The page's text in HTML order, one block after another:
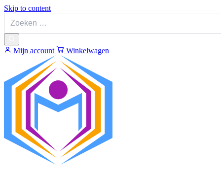
Skip to content
Mijn account Winkelwagen